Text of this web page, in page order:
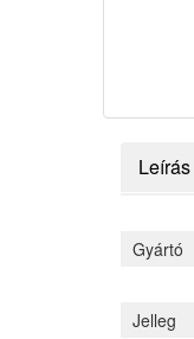
Leírás
Gyártó
Jelleg